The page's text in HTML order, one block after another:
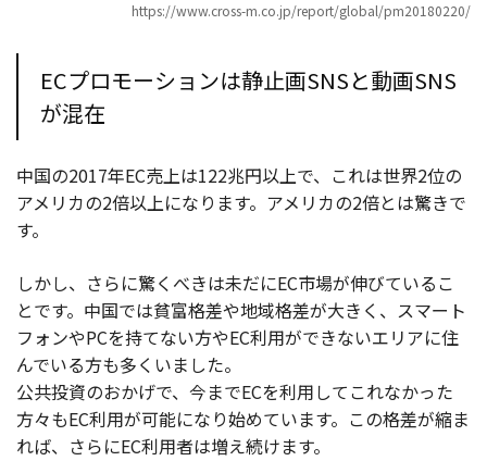
https://www.cross-m.co.jp/report/global/pm20180220/
ECプロモーションは静止画SNSと動画SNS
が混在
中国の2017年EC売上は122兆円以上で、これは世界2位の
アメリカの2倍以上になります。アメリカの2倍とは驚きで
す。
しかし、さらに驚くべきは未だにEC市場が伸びているこ
とです。中国では貧富格差や地域格差が大きく、スマート
フォンやPCを持てない方やEC利用ができないエリアに住
んでいる方も多くいました。
公共投資のおかげで、今までECを利用してこれなかった
方々もEC利用が可能になり始めています。この格差が縮ま
れば、さらにEC利用者は増え続けます。